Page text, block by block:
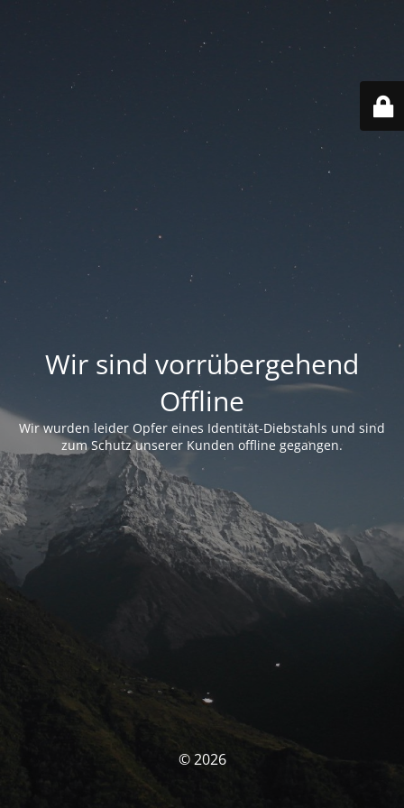
Wir sind vorrübergehend
Offline
Wir wurden leider Opfer eines Identität-Diebstahls und sind
zum Schutz unserer Kunden offline gegangen.
© 2026